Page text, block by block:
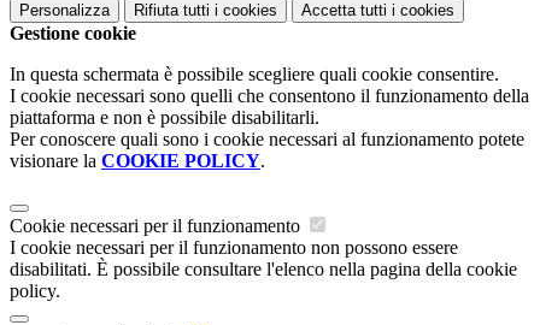
Personalizza Rifiuta tutti i cookies Accetta tutti i cookies
Gestione cookie
In questa schermata è possibile scegliere quali cookie consentire.
I cookie necessari sono quelli che consentono il funzionamento della
piattaforma e non è possibile disabilitarli.
Per conoscere quali sono i cookie necessari al funzionamento potete
visionare la COOKIE POLICY.
Cookie necessari per il funzionamento
I cookie necessari per il funzionamento non possono essere
disabilitati. È possibile consultare l'elenco nella pagina della cookie
policy.